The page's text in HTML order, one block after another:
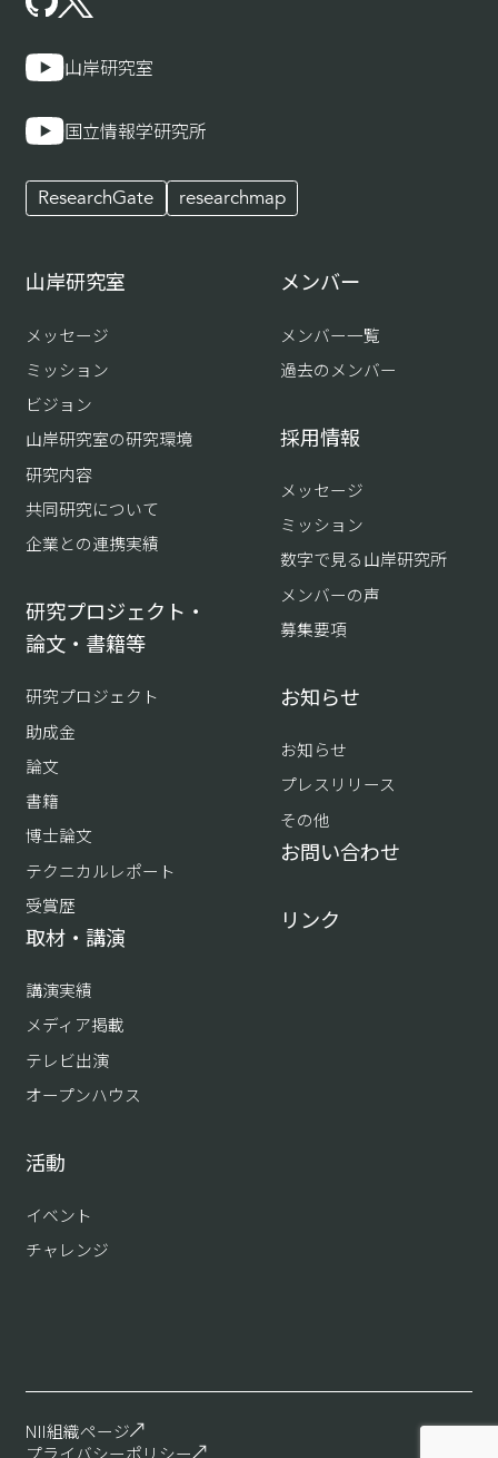
山岸研究室
国立情報学研究所
ResearchGate researchmap
山岸研究室
メッセージ
ミッション
ビジョン
山岸研究室の研究環境
研究内容
共同研究について
企業との連携実績
研究プロジェクト・
論文・書籍等
研究プロジェクト
助成金
論文
書籍
博士論文
テクニカルレポート
受賞歴
取材・講演
講演実績
メディア掲載
テレビ出演
オープンハウス
活動
イベント
チャレンジ
メンバー
メンバー一覧
過去のメンバー
採用情報
メッセージ
ミッション
数字で見る山岸研究所
メンバーの声
募集要項
お知らせ
お知らせ
プレスリリース
その他
お問い合わせ
リンク
NII組織ページ